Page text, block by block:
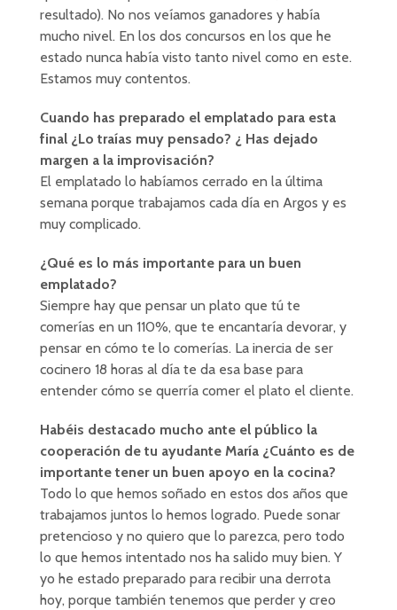
resultado). No nos veíamos ganadores y había
mucho nivel. En los dos concursos en los que he
estado nunca había visto tanto nivel como en este.
Estamos muy contentos.
Cuando has preparado el emplatado para esta
final ¿Lo traías muy pensado? ¿ Has dejado
margen a la improvisación?
El emplatado lo habíamos cerrado en la última
semana porque trabajamos cada día en Argos y es
muy complicado.
¿Qué es lo más importante para un buen
emplatado?
Siempre hay que pensar un plato que tú te
comerías en un 110%, que te encantaría devorar, y
pensar en cómo te lo comerías. La inercia de ser
cocinero 18 horas al día te da esa base para
entender cómo se querría comer el plato el cliente.
Habéis destacado mucho ante el público la
cooperación de tu ayudante María ¿Cuánto es de
importante tener un buen apoyo en la cocina?
Todo lo que hemos soñado en estos dos años que
trabajamos juntos lo hemos logrado. Puede sonar
pretencioso y no quiero que lo parezca, pero todo
lo que hemos intentado nos ha salido muy bien. Y
yo he estado preparado para recibir una derrota
hoy, porque también tenemos que perder y creo